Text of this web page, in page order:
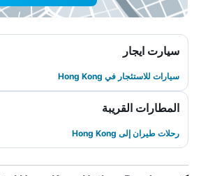
سيارت ايجار
سيارات للاستئجار في Hong Kong
المطارات القريبة
رحلات طيران إلى Hong Kong